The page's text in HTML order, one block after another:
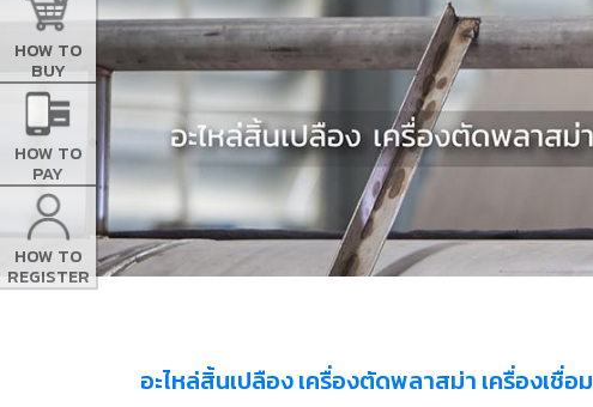
HOW TO
BUY
HOW TO
PAY
HOW TO
REGISTER
อะไหล่สิ้นเปลือง เครื่องตัดพลาสม่า เครื่องเชื่อม